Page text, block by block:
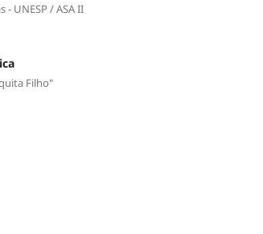
UNESP / ASA II
Filho"